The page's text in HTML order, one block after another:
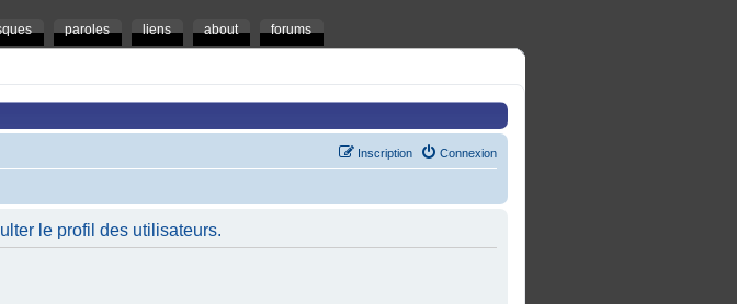
paroles liens about forums
Connexion
Inscription
le profil des utilisateurs.